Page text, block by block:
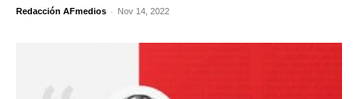
Redacción AFmedios - Nov 14, 2022